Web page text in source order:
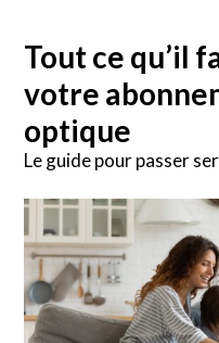
Tout ce qu’il
votre
optique
Le guide pour passer